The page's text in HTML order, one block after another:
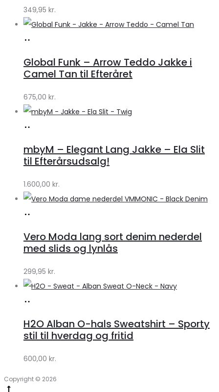
349,95 kr.
Lykke
Lykke
Global Funk – Arrow Teddo Jakke i
Camel Tan til Efteråret
675,00 kr.
Lykke
Lykke
mbyM – Elegant Lang Jakke – Ela Slit
til Efterårsudsalg!
1.600,00 kr.
Klædeskabet.dk
Vero Moda lang sort denim nederdel
med slids og lynlås
299,95 kr.
Lykke
Lykke
H2O Alban O-hals Sweatshirt – Sporty
stil til hverdag og fritid
600,00 kr.
Copyright © 2026